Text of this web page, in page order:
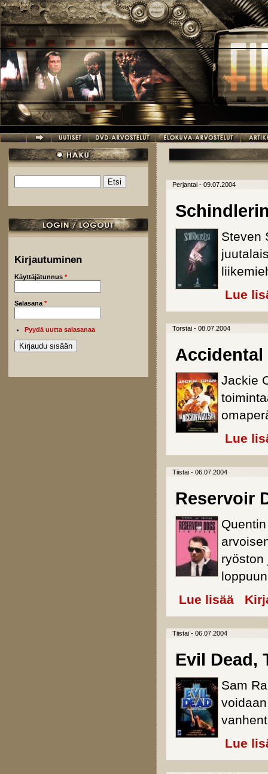
Hyppää pääsisältöön
Hakulomake
Kirjautuminen
Käyttäjätunnus *
Salasana *
Pyydä uutta salasanaa
Perjantai - 09.07.2004
Steven
Lue
Torstai - 08.07.2004
Accidental
Jackie
Lue
Tiistai - 06.07.2004
Reservoir
ryöston
Lue lisää about
Tiistai - 06.07.2004
Evil Dead,
Sam
Lue